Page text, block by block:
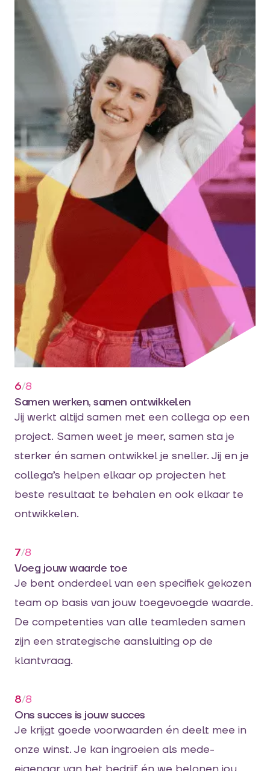
6/8
Samen werken, samen ontwikkelen
Jij werkt altijd samen met een collega op een
project. Samen weet je meer, samen sta je
sterker én samen ontwikkel je sneller. Jij en je
collega’s helpen elkaar op projecten het
beste resultaat te behalen en ook elkaar te
ontwikkelen.
7/8
Voeg jouw waarde toe
Je bent onderdeel van een specifiek gekozen
team op basis van jouw toegevoegde waarde.
De competenties van alle teamleden samen
zijn een strategische aansluiting op de
klantvraag.
8/8
Ons succes is jouw succes
Je krijgt goede voorwaarden én deelt mee in
onze winst. Je kan ingroeien als mede-